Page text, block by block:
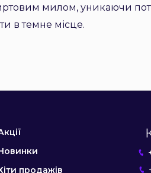
милом, уникаючи
в темне місце.
продажів